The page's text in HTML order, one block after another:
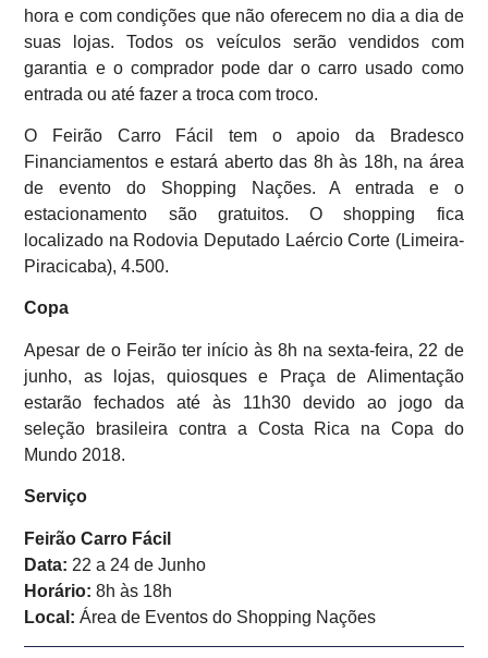
hora e com condições que não oferecem no dia a dia de
suas lojas. Todos os veículos serão vendidos com
garantia e o comprador pode dar o carro usado como
entrada ou até fazer a troca com troco.
O Feirão Carro Fácil tem o apoio da Bradesco
Financiamentos e estará aberto das 8h às 18h, na área
de evento do Shopping Nações. A entrada e o
estacionamento são gratuitos. O shopping fica
localizado na Rodovia Deputado Laércio Corte (Limeira-
Piracicaba), 4.500.
Copa
Apesar de o Feirão ter início às 8h na sexta-feira, 22 de
junho, as lojas, quiosques e Praça de Alimentação
estarão fechados até às 11h30 devido ao jogo da
seleção brasileira contra a Costa Rica na Copa do
Mundo 2018.
Serviço
Feirão Carro Fácil
Data: 22 a 24 de Junho
Horário: 8h às 18h
Local: Área de Eventos do Shopping Nações